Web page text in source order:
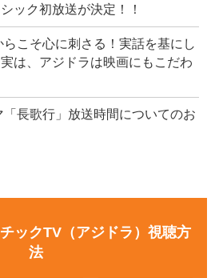
ック初放送が決定！！
らこそ心に刺さる！実話を基にし
は、アジドラは映画にもこだわ
「長歌行」放送時間についてのお
ックTV（アジドラ）視聴方
法